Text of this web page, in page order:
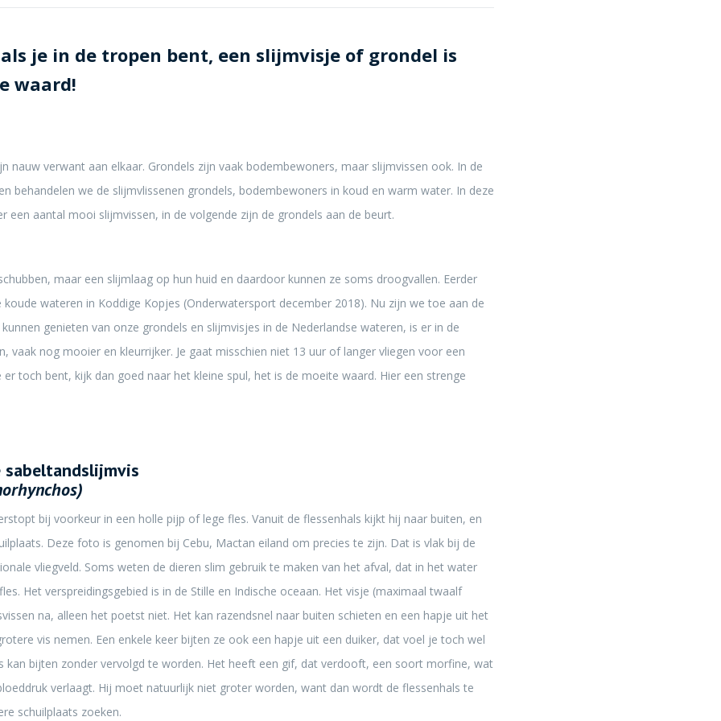
je in de tropen bent, een slijmvisje of grondel is
waard!
nauw verwant aan elkaar. Grondels zijn vaak bodembewoners, maar slijmvissen ook. In de
behandelen we de slijmvlissenen grondels, bodembewoners in koud en warm water. In deze
een aantal mooi slijmvissen, in de volgende zijn de grondels aan de beurt.
maar een slijmlaag op hun huid en daardoor kunnen ze soms droogvallen. Eerder
koude wateren in Koddige Kopjes (Onderwatersport december 2018). Nu zijn we toe aan de
genieten van onze grondels en slijmvisjes in de Nederlandse wateren, is er in de
vaak nog mooier en kleurrijker. Je gaat misschien niet 13 uur of langer vliegen voor een
er toch bent, kijk dan goed naar het kleine spul, het is de moeite waard. Hier een strenge
bij voorkeur in een holle pijp of lege fles. Vanuit de flessenhals kijkt hij naar buiten, en
Deze foto is genomen bij Cebu, Mactan eiland om precies te zijn. Dat is vlak bij de
vliegveld. Soms weten de dieren slim gebruik te maken van het afval, dat in het water
Het verspreidingsgebied is in de Stille en Indische oceaan. Het visje (maximaal twaalf
na, alleen het poetst niet. Het kan razendsnel naar buiten schieten en een hapje uit het
vis nemen. Een enkele keer bijten ze ook een hapje uit een duiker, dat voel je toch wel
kan bijten zonder vervolgd te worden. Het heeft een gif, dat verdooft, een soort morfine, wat
verlaagt. Hij moet natuurlijk niet groter worden, want dan wordt de flessenhals te
schuilplaats zoeken.